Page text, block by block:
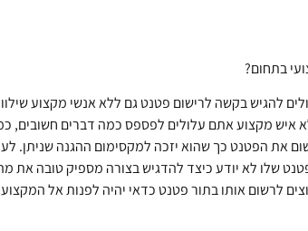
בתחום?
להגיש בקשה לרישום פטנט גם ללא אנשי מקצוע
מקצוע אתם עלולים לפספס כמה דברים חשובים,
את הפטנט כך שהוא יזכה למקסימום ההגנה
שלו לא יודע כיצד להדגיש בצורה מספיק טובה את
לרשום אותו בתור פטנט כדאי יהיה לפנות אל